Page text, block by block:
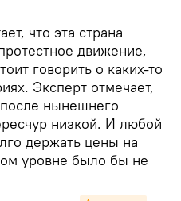
что эта страна
движение,
говорить о каких-то
Эксперт отмечает,
нынешнего
низкой. И любой
держать цены на
уровне было бы не